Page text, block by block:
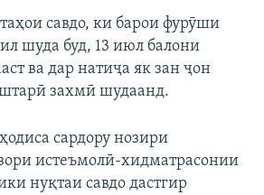
савдо, ки барои фурӯши
шуда буд, 13 июл балони
ва дар натиҷа як зан ҷон
захмӣ шудаанд.
сардору нозири
истеъмолӣ-хидматрасонии
нуқтаи савдо дастгир